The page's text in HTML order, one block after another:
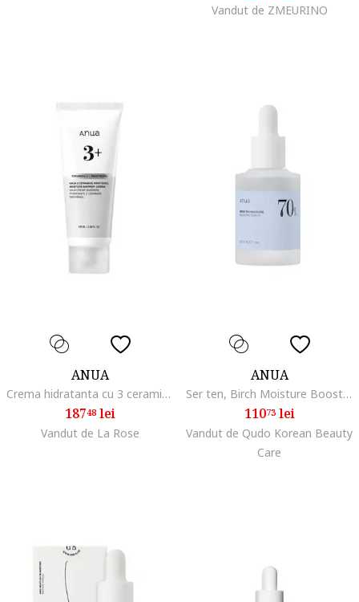
Vandut de ZMEURINO
ANUA
Crema hidratanta cu 3 ceramide si panthenol, 50ml
18748lei
Vandut de La Rose
ANUA
Ser ten, Birch Moisture Boosting, 30 ml
11073lei
Vandut de Qudo Korean Beauty
Care